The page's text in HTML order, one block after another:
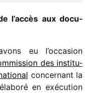
l’accès aux docu­
eu l’occasion
des insti­tu­
concer­nant la
élaboré en exécu­tion